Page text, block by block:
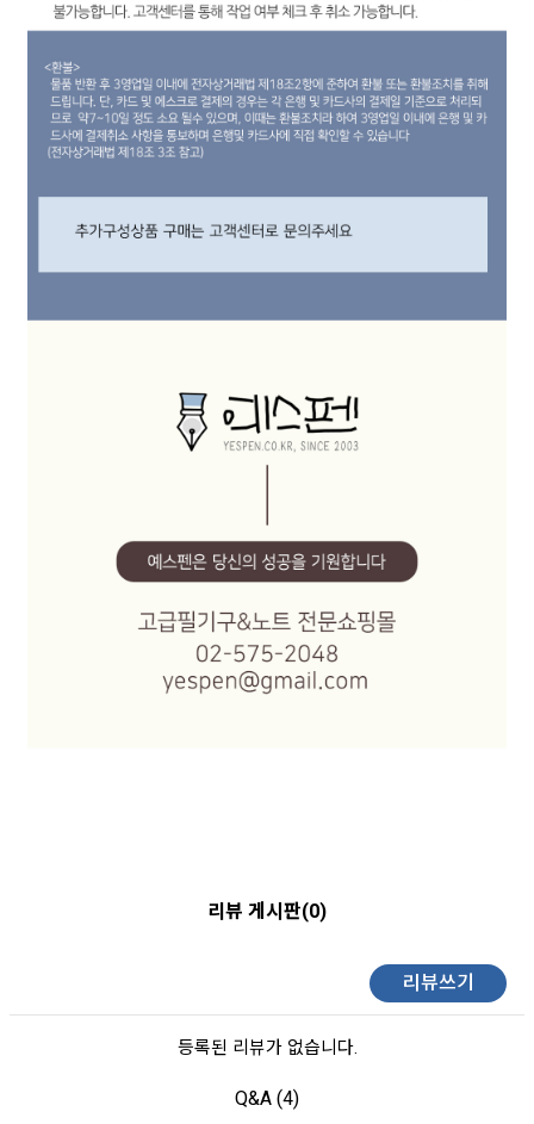
리뷰 게시판(0)
리뷰쓰기
등록된 리뷰가 없습니다.
Q&A (4)